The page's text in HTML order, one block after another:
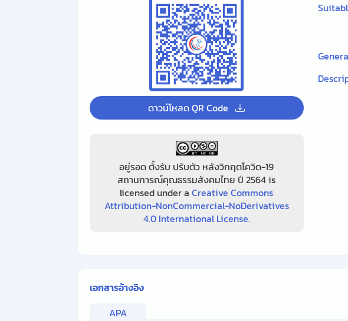
ดาวน์โหลด QR Code
อยู่รอด ตั้งรับ ปรับตัว หลังวิกฤตโควิด-19
สถานการณ์คุณธรรมสังคมไทย ปี 2564 is
licensed under aCreative Commons
Attribution-NonCommercial-NoDerivatives
4.0 International License.
เอกสารอ้างอิง
APA